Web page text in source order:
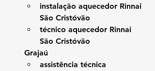
instalação aquecedor Rinnai
São Cristóvão
técnico aquecedor Rinnai
São Cristóvão
Grajaú
assistência técnica